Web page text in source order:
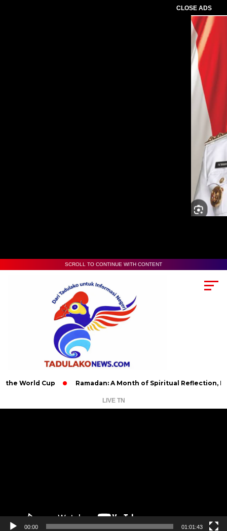
CLOSE ADS
SCROLL TO CONTINUE WITH CONTENT
Cup Ramadan: A Month of Spiritual Reflection, Devotion,
LIVE TN
00:00 01:01:43